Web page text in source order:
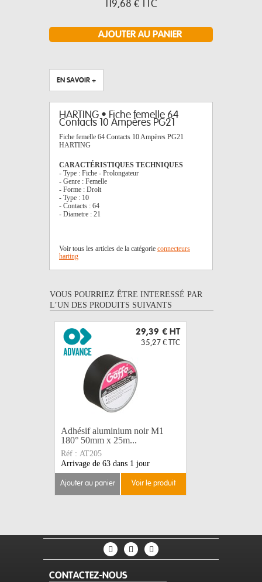
119,68 € TTC
EN SAVOIR +
HARTING • Fiche femelle 64
Contacts 10 Ampères PG21
Fiche femelle 64 Contacts 10 Ampères PG21
HARTING
CARACTÉRISTIQUES TECHNIQUES
- Type : Fiche - Prolongateur
- Genre : Femelle
- Forme : Droit
- Type : 10
- Contacts : 64
- Diametre : 21
Voir tous les articles de la catégorie connecteurs
harting
VOUS POURRIEZ ÊTRE INTERESSÉ PAR
L’UN DES PRODUITS SUIVANTS
29,39 € HT
35,27 € TTC
Adhésif aluminium noir M1
180° 50mm x 25m...
Réf : AT205
Arrivage de 63 dans 1 jour
ajouter au panier voir le produit
CONTACTEZ-NOUS